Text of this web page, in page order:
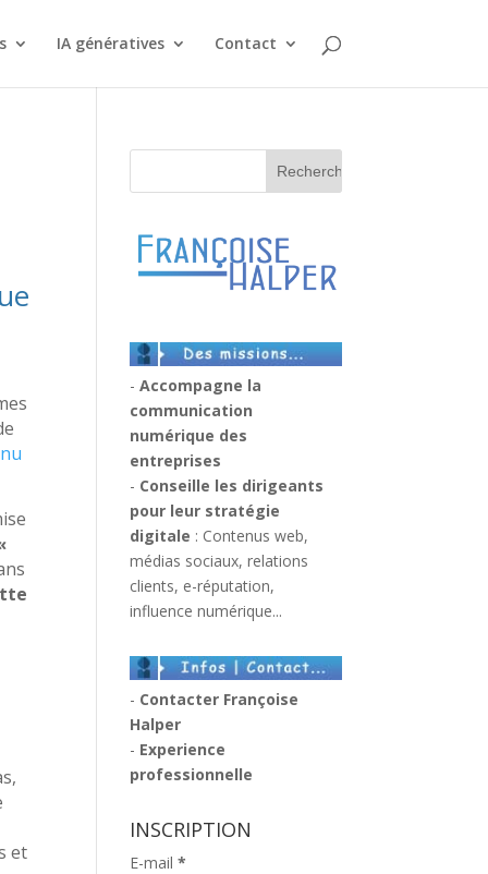
IA génératives Contact
et
-Accompagne la
communication
numérique des
entreprises
- Conseille les dirigeants
pour leur stratégie
digitale : Contenus web,
médias sociaux, relations
clients, e-réputation,
influence numérique...
- Contacter Françoise
Halper
- Experience
professionnelle
INSCRIPTION
E-mail*